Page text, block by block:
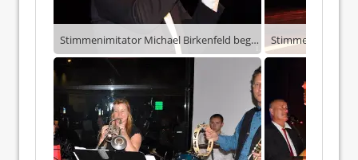
Stimmenimitator Michael Birkenfeld begeisterte eine Stunde lang das Publikum – hier als Peter Alexander.